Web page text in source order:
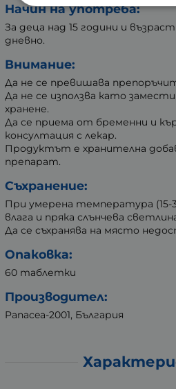
Начин на употреба:
За деца над 15 години и
дневно.
Внимание:
Да не се превишава
Да не се използва като
хранене.
Да се приема от бременни и
консултация с лекар.
Продуктът е хранителна
препарат.
Съхранение:
При умерена температура
влага и пряка слънчева
Да се съхранява на място
Опаковка:
60 таблетки
Производител:
Panacea-2001, България